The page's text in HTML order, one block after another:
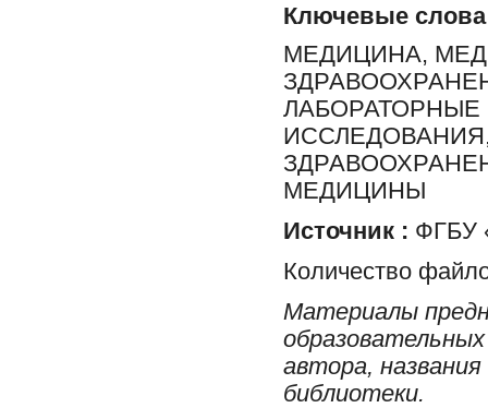
Ключевые слова
МЕДИЦИНА,
МЕДИЦИНЫ
Источник : ФГБУ
Количество
Материалы
автора,
библиотеки.